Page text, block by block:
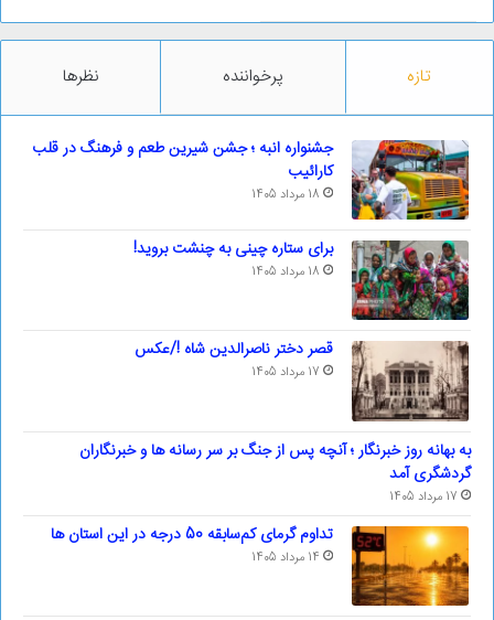
تازه پرخواننده نظرها
جشنواره انبه ؛ جشن شیرین طعم و فرهنگ در قلب
کارائیب
18 مرداد 1405
برای ستاره چینی به چنشت بروید!
18 مرداد 1405
قصر دختر ناصرالدین شاه !/عکس
17 مرداد 1405
به بهانه روز خبرنگار ؛ آنچه پس از جنگ بر سر رسانه ها و خبرنگاران
گردشگری آمد
17 مرداد 1405
تداوم گرمای کم‌سابقه 50 درجه در این استان ها
14 مرداد 1405